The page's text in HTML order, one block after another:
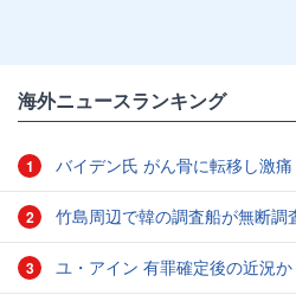
海外ニュースランキング
1 バイデン氏 がん骨に転移し激痛
2 竹島周辺で韓の調査船が無断調
3 ユ・アイン 有罪確定後の近況か